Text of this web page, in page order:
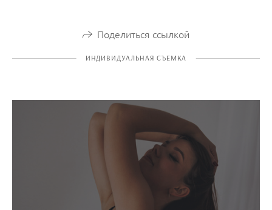
Поделиться ссылкой
ИНДИВИДУАЛЬНАЯ СЪЕМКА